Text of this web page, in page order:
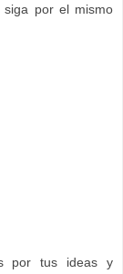
por el mismo
por tus ideas y